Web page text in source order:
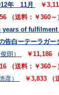
年 11月
￥
（送料：￥360～
years of fulfilment
告白ーテーラガー
朗）
￥11,186
（送料：￥360～
彦） ￥3,833 （